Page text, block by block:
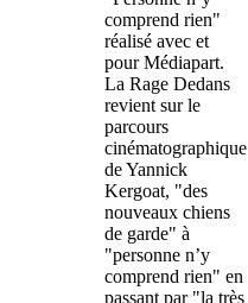
comprend rien"
réalisé avec et
pour Médiapart.
La Rage Dedans
revient sur le
parcours
cinématographique
de Yannick
Kergoat, "des
nouveaux chiens
de garde" à
"personne n’y
comprend rien" en
passant par "la très